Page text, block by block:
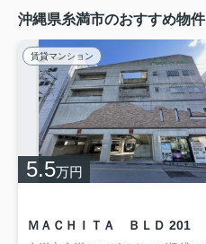
沖縄県糸満市のおすすめ物件
賃貸マンション
5.5万円
ＭＡＣＨＩＴＡ ＢＬＤ 201